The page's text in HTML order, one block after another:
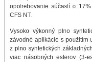
opotrebovanie súčastí o
CFS NT.
Vysoko výkonný plno
závodné aplikácie s použitím
z plno syntetických
viac násobných esterov (3-